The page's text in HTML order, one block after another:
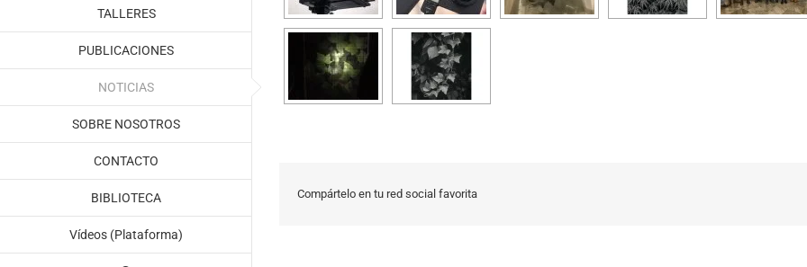
TALLERES
PUBLICACIONES
NOTICIAS
SOBRE NOSOTROS
CONTACTO
BIBLIOTECA
Vídeos (Plataforma)
Compártelo en tu red social favorita